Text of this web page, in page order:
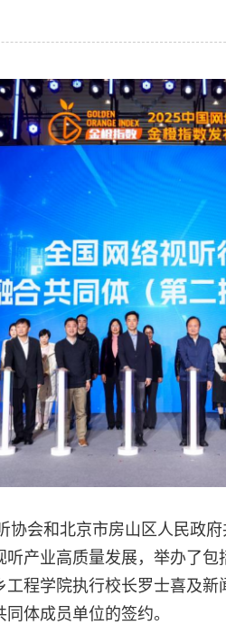
协会和北京市房山区人民政
产业高质量发展，举办了
程学院执行校长罗士喜及
体成员单位的签约。